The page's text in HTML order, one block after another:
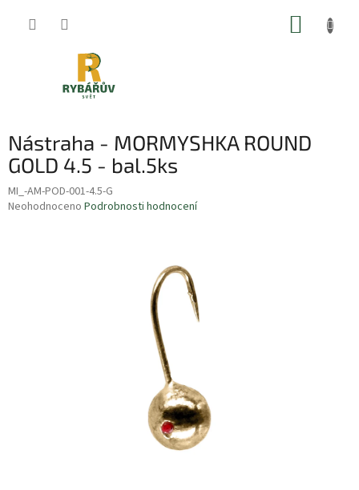
Nástraha - MORMYSHKA ROUND
GOLD 4.5 - bal.5ks
MI_-AM-POD-001-4.5-G
Průměrné
Neohodnoceno Podrobnosti hodnocení